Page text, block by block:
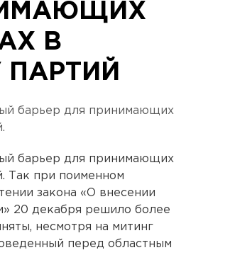
В
барьер для принимающих
барьер для принимающих
Так при поименном
закона «О внесении
20 декабря решило более
несмотря на митинг
перед областным